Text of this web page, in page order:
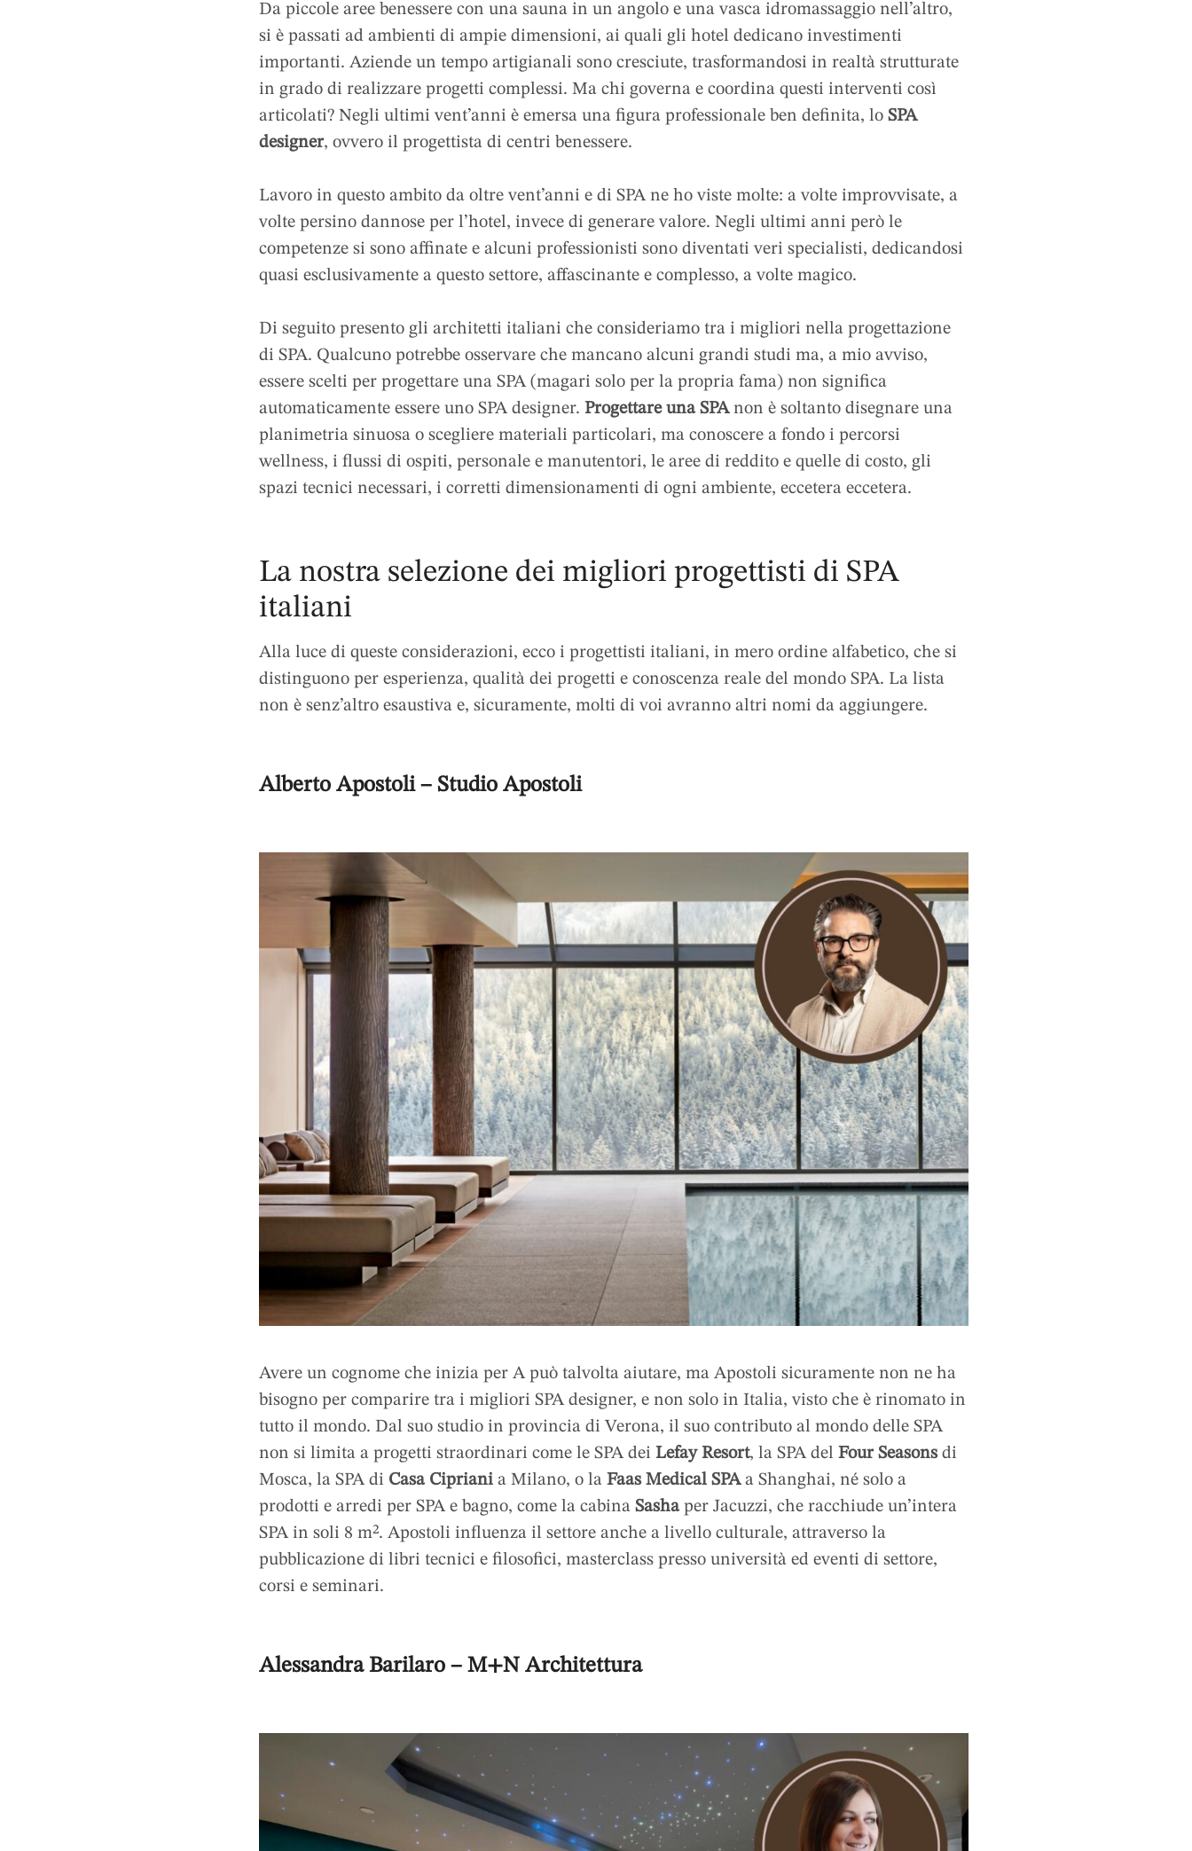
Da piccole aree benessere con una sauna in un angolo e una vasca idromassaggio nell’altro,
si è passati ad ambienti di ampie dimensioni, ai quali gli hotel dedicano investimenti
importanti. Aziende un tempo artigianali sono cresciute, trasformandosi in realtà strutturate
in grado di realizzare progetti complessi. Ma chi governa e coordina questi interventi così
articolati? Negli ultimi vent’anni è emersa una figura professionale ben definita, loSPA
designer, ovvero il progettista di centri benessere.
Lavoro in questo ambito da oltre vent’anni e di SPA ne ho viste molte: a volte improvvisate, a
volte persino dannose per l’hotel, invece di generare valore. Negli ultimi anni però le
competenze si sono affinate e alcuni professionisti sono diventati veri specialisti, dedicandosi
quasi esclusivamente a questo settore, affascinante e complesso, a volte magico.
Di seguito presento gli architetti italiani che consideriamo tra i migliori nella progettazione
di SPA. Qualcuno potrebbe osservare che mancano alcuni grandi studi ma, a mio avviso,
essere scelti per progettare una SPA (magari solo per la propria fama) non significa
automaticamente essere uno SPA designer. Progettare una SPAnon è soltanto disegnare una
planimetria sinuosa o scegliere materiali particolari, ma conoscere a fondo i percorsi
wellness, i flussi di ospiti, personale e manutentori, le aree di reddito e quelle di costo, gli
spazi tecnici necessari, i corretti dimensionamenti di ogni ambiente, eccetera eccetera.
La nostra selezione dei migliori progettisti di SPA
italiani
Alla luce di queste considerazioni, ecco i progettisti italiani, in mero ordine alfabetico, che si
distinguono per esperienza, qualità dei progetti e conoscenza reale del mondo SPA. La lista
non è senz’altro esaustiva e, sicuramente, molti di voi avranno altri nomi da aggiungere.
Alberto Apostoli – Studio Apostoli
Avere un cognome che inizia per A può talvolta aiutare, ma Apostoli sicuramente non ne ha
bisogno per comparire tra i migliori SPA designer, e non solo in Italia, visto che è rinomato in
tutto il mondo. Dal suo studio in provincia di Verona, il suo contributo al mondo delle SPA
non si limita a progetti straordinari come le SPA deiLefay Resort, la SPA delFour Seasons di
Mosca, la SPA di Casa Cipriani a Milano, o laFaas Medical SPAa Shanghai, né solo a
prodotti e arredi per SPA e bagno, come la cabinaSashaper Jacuzzi, che racchiude un’intera
SPA in soli 8 m². Apostoli influenza il settore anche a livello culturale, attraverso la
pubblicazione di libri tecnici e filosofici, masterclass presso università ed eventi di settore,
corsi e seminari.
Alessandra Barilaro – M+N Architettura